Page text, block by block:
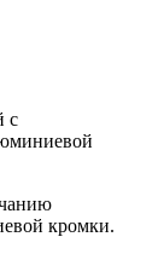
с
кромки.